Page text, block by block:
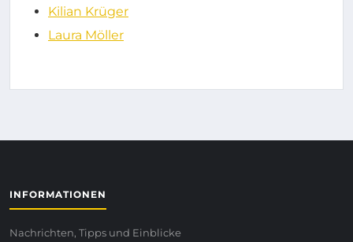
Kilian Krüger
Laura Möller
INFORMATIONEN
Nachrichten, Tipps und Einblicke